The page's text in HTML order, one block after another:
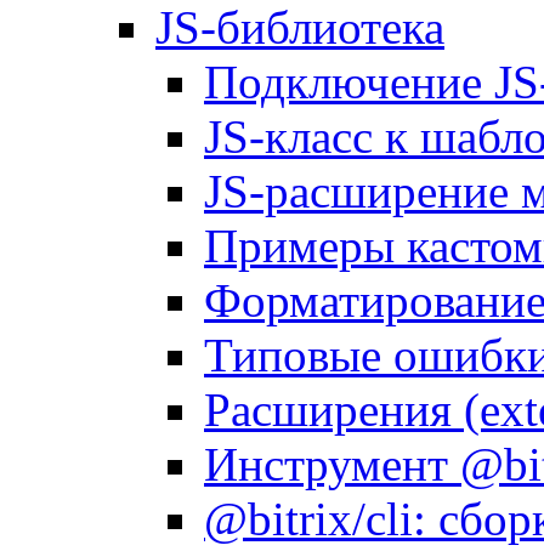
JS-библиотека
Подключение
JS-класс к
JS-расширение
Примеры
Типовые
Расширения
Инструмент
@bitrix/cli: